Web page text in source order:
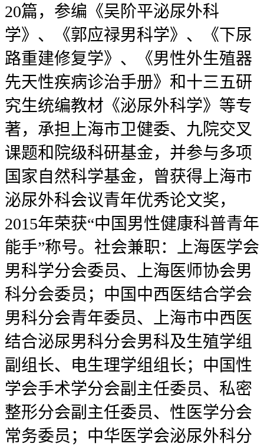
20篇，参编《吴阶平泌尿外科
学》、《郭应禄男科学》、《下尿
路重建修复学》、《男性外生殖器
先天性疾病诊治手册》和十三五研
究生统编教材《泌尿外科学》等专
著，承担上海市卫健委、九院交叉
课题和院级科研基金，并参与多项
国家自然科学基金，曾获得上海市
泌尿外科会议青年优秀论文奖，
2015年荣获“中国男性健康科普青年
能手”称号。社会兼职：上海医学会
男科学分会委员、上海医师协会男
科分会委员；中国中西医结合学会
男科分会青年委员、上海市中西医
结合泌尿男科分会男科及生殖学组
副组长、电生理学组组长；中国性
学会手术学分会副主任委员、私密
整形分会副主任委员、性医学分会
常务委员；中华医学会泌尿外科分